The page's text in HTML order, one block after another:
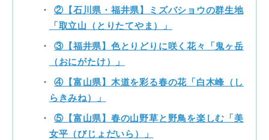
②【石川県・福井県】ミズバショウの群生地
「取立山（とりたてやま）」
③【福井県】色とりどりに咲く花々「鬼ヶ岳
（おにがたけ）」
④【富山県】木道を彩る春の花「白木峰（し
らきみね）」
⑤【富山県】春の山野草と野鳥を楽しむ「美
女平（びじょだいら）」